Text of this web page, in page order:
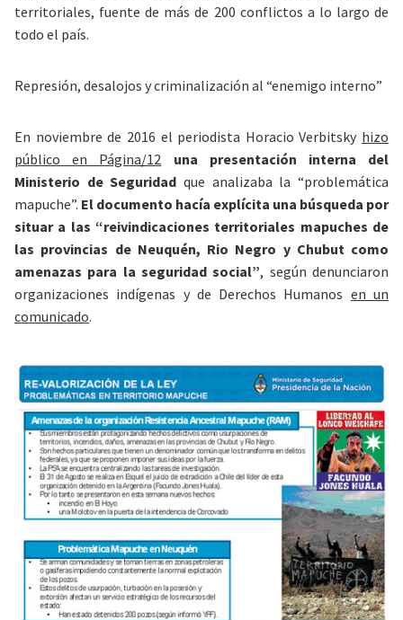
territoriales, fuente de más de 200 conflictos a lo largo de
todo el país.
Represión, desalojos y criminalización al “enemigo interno”
En noviembre de 2016 el periodista Horacio Verbitsky hizo
público en Página/12 una presentación interna del
Ministerio de Seguridad que analizaba la “problemática
mapuche”. El documento hacía explícita una búsqueda por
situar a las “reivindicaciones territoriales mapuches de
las provincias de Neuquén, Rio Negro y Chubut como
amenazas para la seguridad social”, según denunciaron
organizaciones indígenas y de Derechos Humanos en un
comunicado.